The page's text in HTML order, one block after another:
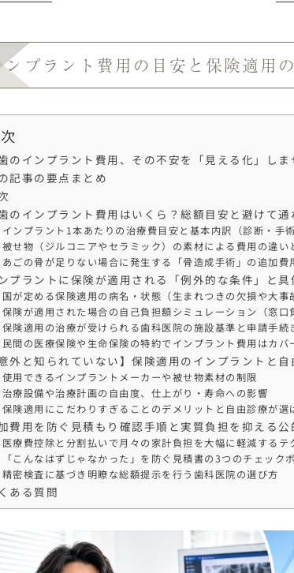
ンプラント費用の目安と保険適用
のインプラント費用、その不安を「見える化」しま
記事の要点まとめ
のインプラント費用はいくら？総額目安と避けて
インプラント1本あたりの治療費目安と基本内訳（診断・手術
被せ物（ジルコニアやセラミック）の素材による費用の違い
あごの骨が足りない場合に発生する「骨造成手術」の追加費
プラントに保険が適用される「例外的な条件」と具
国が定める保険適用の病名・状態（生まれつきの欠損や大事
保険が適用された場合の自己負担額シミュレーション（窓口
保険適用の治療が受けられる歯科医院の施設基準と申請手続
民間の医療保険や生命保険の特約でインプラント費用はカバ
外と知られていない】保険適用のインプラントと
使用できるインプラントメーカーや被せ物素材の制限
治療設備や治療計画の自由度、仕上がり・寿命への影響
保険適用にこだわりすぎることのデメリットと自由診療が選
費用を防ぐ見積もり確認手順と実質負担を抑える公
医療費控除と分割払いで月々の家計負担を大幅に軽減するテ
「こんなはずじゃなかった」を防ぐ見積書の3つのチェック
精密検査に基づき明瞭な総額提示を行う歯科医院の選び方
ある質問